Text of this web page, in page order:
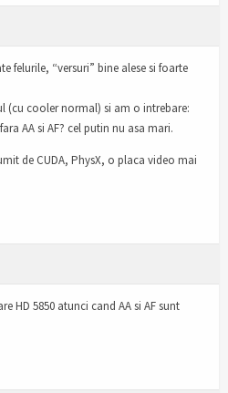
felurile, “versuri” bine alese si foarte
(cu cooler normal) si am o intrebare:
AA si AF? cel putin nu asa mari.
de CUDA, PhysX, o placa video mai
HD 5850 atunci cand AA si AF sunt